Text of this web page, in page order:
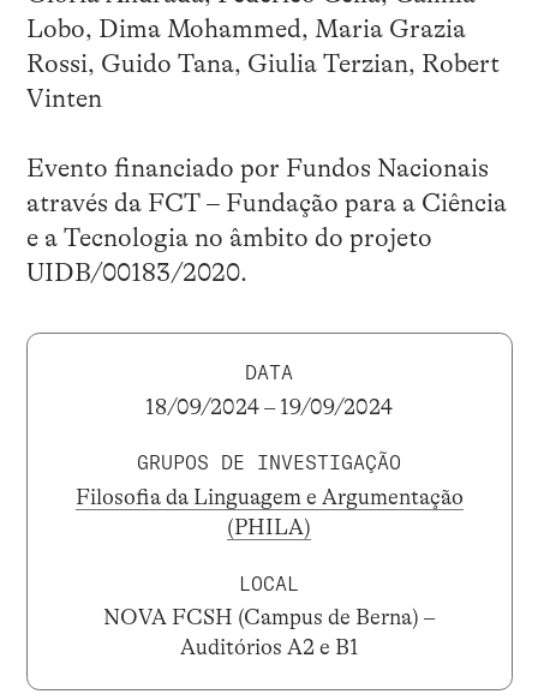
Lobo, Dima Mohammed, Maria Grazia
Rossi, Guido Tana, Giulia Terzian, Robert
Vinten
Evento financiado por Fundos Nacionais
através da FCT – Fundação para a Ciência
e a Tecnologia no âmbito do projeto
UIDB/00183/2020.
DATA
18/09/2024 – 19/09/2024
GRUPOS DE INVESTIGAÇÃO
Filosofia da Linguagem e Argumentação
(PHILA)
LOCAL
NOVA FCSH (Campus de Berna) –
Auditórios A2 e B1